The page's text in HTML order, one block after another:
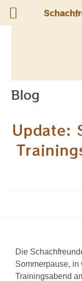
Blog
Update:
Die
Sommerpause,
Trainingsabend